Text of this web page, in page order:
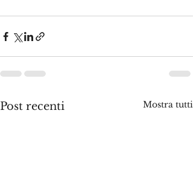
Post recenti Mostra tutti